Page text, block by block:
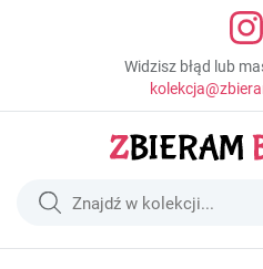
Widzisz błąd lub